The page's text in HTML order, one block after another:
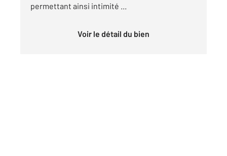
permettant ainsi intimité ...
Voir le détail du bien